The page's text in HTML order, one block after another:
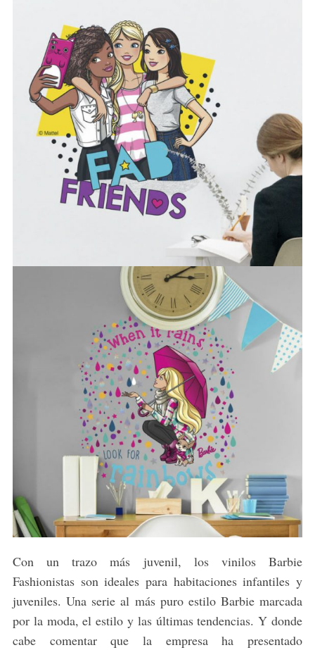
Con un trazo más juvenil, los vinilos Barbie
Fashionistas son ideales para habitaciones infantiles y
juveniles. Una serie al más puro estilo Barbie marcada
por la moda, el estilo y las últimas tendencias. Y donde
cabe comentar que la empresa ha presentado